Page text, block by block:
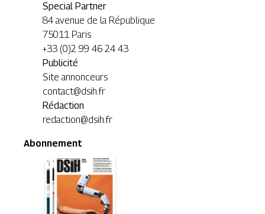
Special Partner
84 avenue de la République
75011 Paris
+33 (0)2 99 46 24 43
Publicité
Site annonceurs
contact@dsih.fr
Rédaction
redaction@dsih.fr
Abonnement